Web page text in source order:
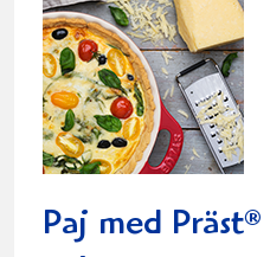
Paj med Präst®